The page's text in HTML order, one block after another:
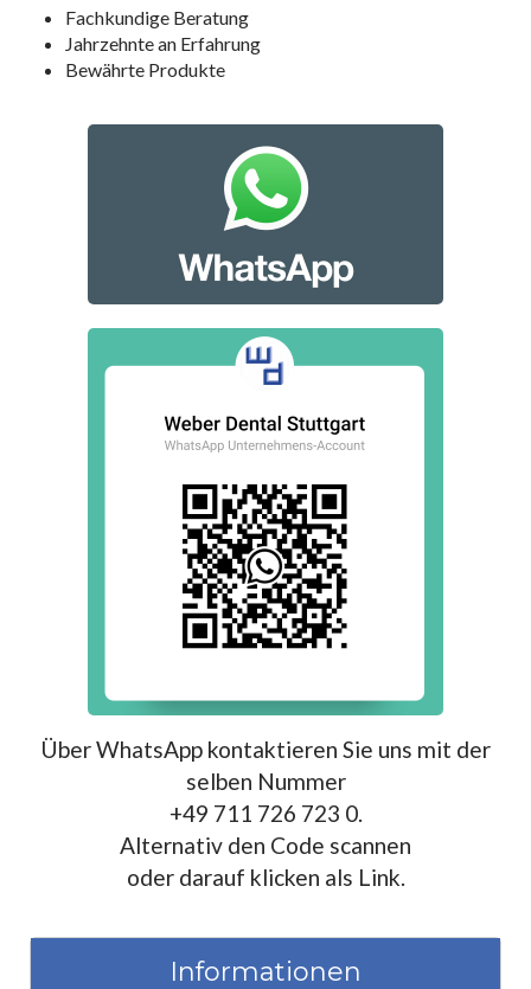
Fachkundige Beratung
Jahrzehnte an Erfahrung
Bewährte Produkte
Über WhatsApp kontaktieren Sie uns mit der
selben Nummer
+49 711 726 723 0.
Alternativ den Code scannen
oder darauf klicken als Link.
Informationen